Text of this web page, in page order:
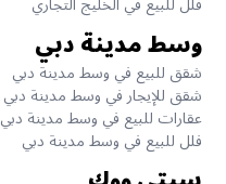
وسط مدينة دبي
شقق للبيع في وسط مدينة دبي
شقق للإيجار في وسط مدينة دبي
عقارات للبيع في وسط مدينة دبي
فلل للبيع في وسط مدينة دبي